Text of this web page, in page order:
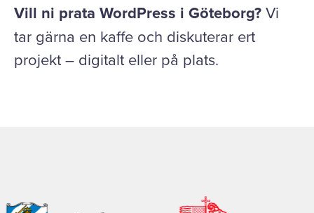
Vill ni prata WordPress i Göteborg?Vi
tar gärna en kaffe och diskuterar ert
projekt – digitalt eller på plats.